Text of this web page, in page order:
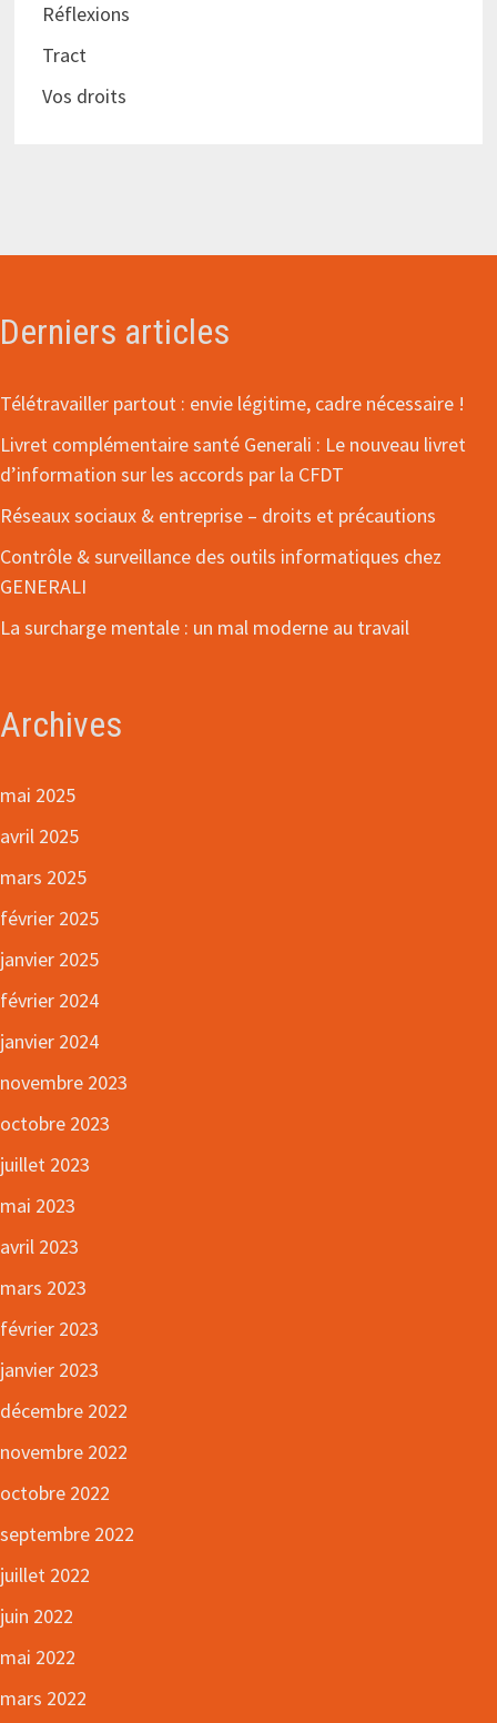
Réflexions
Tract
Vos droits
Derniers articles
Télétravailler partout : envie légitime, cadre nécessaire !
Livret complémentaire santé Generali : Le nouveau livret
d’information sur les accords par la CFDT
Réseaux sociaux & entreprise – droits et précautions
Contrôle & surveillance des outils informatiques chez
GENERALI
La surcharge mentale : un mal moderne au travail
Archives
mai 2025
avril 2025
mars 2025
février 2025
janvier 2025
février 2024
janvier 2024
novembre 2023
octobre 2023
juillet 2023
mai 2023
avril 2023
mars 2023
février 2023
janvier 2023
décembre 2022
novembre 2022
octobre 2022
septembre 2022
juillet 2022
juin 2022
mai 2022
mars 2022